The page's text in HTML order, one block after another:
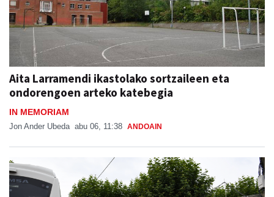
Aita Larramendi ikastolako sortzaileen eta
ondorengoen arteko katebegia
IN MEMORIAM
Jon Ander Ubeda abu 06, 11:38 ANDOAIN